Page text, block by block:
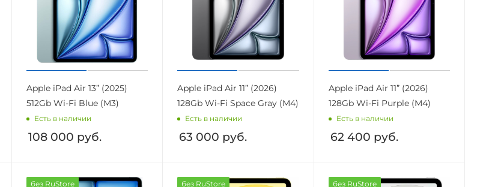
Apple iPad Air 13” (2025)
512Gb Wi-Fi Blue (M3)
Есть в наличии
108 000 руб.
Apple iPad Air 11” (2026)
128Gb Wi-Fi Space Gray (M4)
Есть в наличии
63 000 руб.
Apple iPad Air 11” (2026)
128Gb Wi-Fi Purple (M4)
Есть в наличии
62 400 руб.
без RuStore без RuStore без RuStore